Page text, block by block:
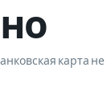
карта не